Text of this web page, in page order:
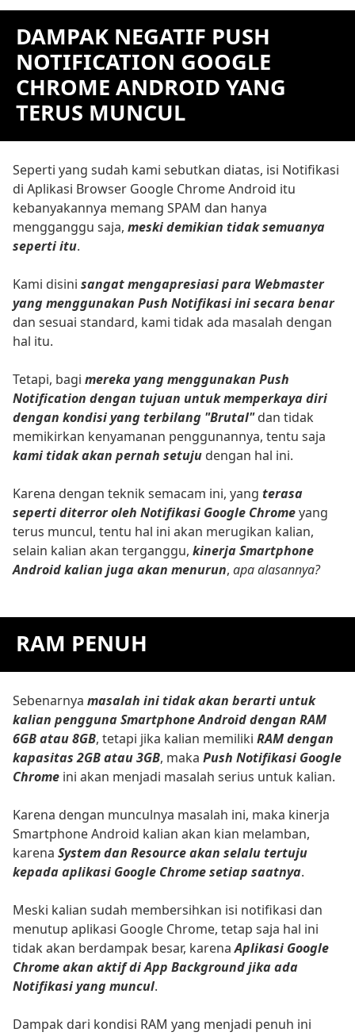
DAMPAK NEGATIF PUSH
NOTIFICATION GOOGLE
CHROME ANDROID YANG
TERUS MUNCUL
Seperti yang sudah kami sebutkan diatas, isi Notifikasi
di Aplikasi Browser Google Chrome Android itu
kebanyakannya memang SPAM dan hanya
mengganggu saja, meski demikian tidak semuanya
seperti itu.
Kami disini sangat mengapresiasi para Webmaster
yang menggunakan Push Notifikasi ini secara benar
dan sesuai standard, kami tidak ada masalah dengan
hal itu.
Tetapi, bagi mereka yang menggunakan Push
Notification dengan tujuan untuk memperkaya diri
dengan kondisi yang terbilang "Brutal"dan tidak
memikirkan kenyamanan penggunannya, tentu saja
kami tidak akan pernah setuju dengan hal ini.
Karena dengan teknik semacam ini, yang terasa
seperti diterror oleh Notifikasi Google Chromeyang
terus muncul, tentu hal ini akan merugikan kalian,
selain kalian akan terganggu, kinerja Smartphone
Android kalian juga akan menurun, apa alasannya?
RAM PENUH
Sebenarnya masalah ini tidak akan berarti untuk
kalian pengguna Smartphone Android dengan RAM
6GB atau 8GB, tetapi jika kalian memiliki RAM dengan
kapasitas 2GB atau 3GB, maka Push Notifikasi Google
Chrome ini akan menjadi masalah serius untuk kalian.
Karena dengan munculnya masalah ini, maka kinerja
Smartphone Android kalian akan kian melamban,
karena System dan Resource akan selalu tertuju
kepada aplikasi Google Chrome setiap saatnya.
Meski kalian sudah membersihkan isi notifikasi dan
menutup aplikasi Google Chrome, tetap saja hal ini
tidak akan berdampak besar, karenaAplikasi Google
Chrome akan aktif di App Background jika ada
Notifikasi yang muncul.
Dampak dari kondisi RAM yang menjadi penuh ini